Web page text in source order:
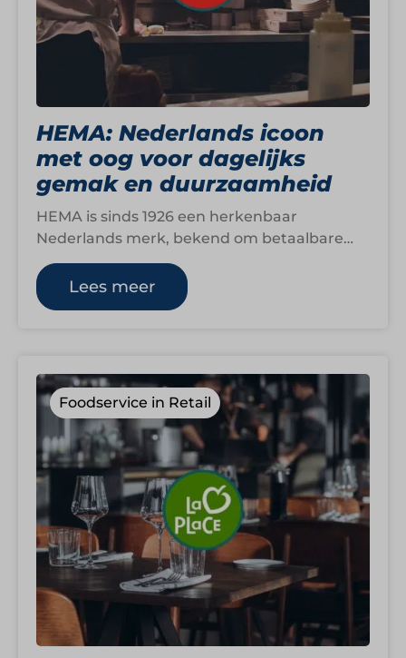
HEMA: Nederlands icoon
met oog voor dagelijks
gemak en duurzaamheid
HEMA is sinds 1926 een herkenbaar
Nederlands merk, bekend om betaalbare
producten van goede kwaliteit en een uniek
ontwerp. Het…
Lees meer
Foodservice in Retail